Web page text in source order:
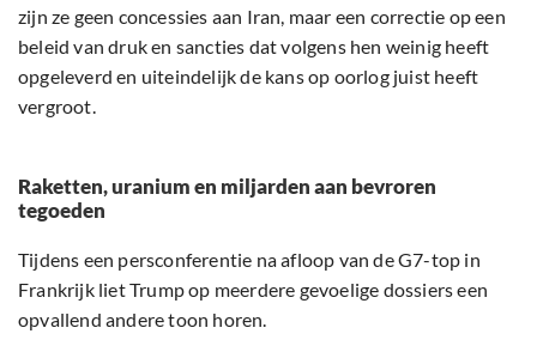
zijn ze geen concessies aan Iran, maar een correctie op een
beleid van druk en sancties dat volgens hen weinig heeft
opgeleverd en uiteindelijk de kans op oorlog juist heeft
vergroot.
Raketten, uranium en miljarden aan bevroren
tegoeden
Tijdens een persconferentie na afloop van de G7-top in
Frankrijk liet Trump op meerdere gevoelige dossiers een
opvallend andere toon horen.